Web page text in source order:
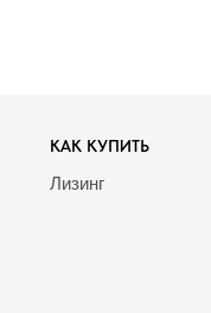
КАК КУПИТЬ
Лизинг